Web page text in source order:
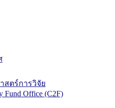
ตร์การวิจัย
Fund Office (C2F)